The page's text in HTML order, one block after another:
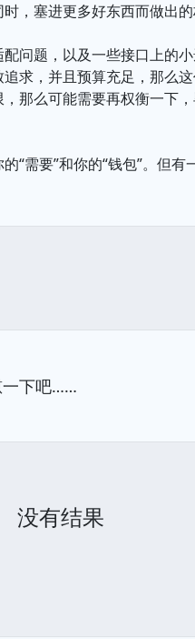
，塞进更多好东西而做出的
问题，以及一些接口上的
求，并且预算充足，那么
那么可能需要再权衡一下
“需要”和你的“钱包”。但
一下吧……
没有结果